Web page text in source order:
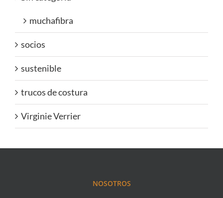
muchafibra
socios
sustenible
trucos de costura
Virginie Verrier
NOSOTROS